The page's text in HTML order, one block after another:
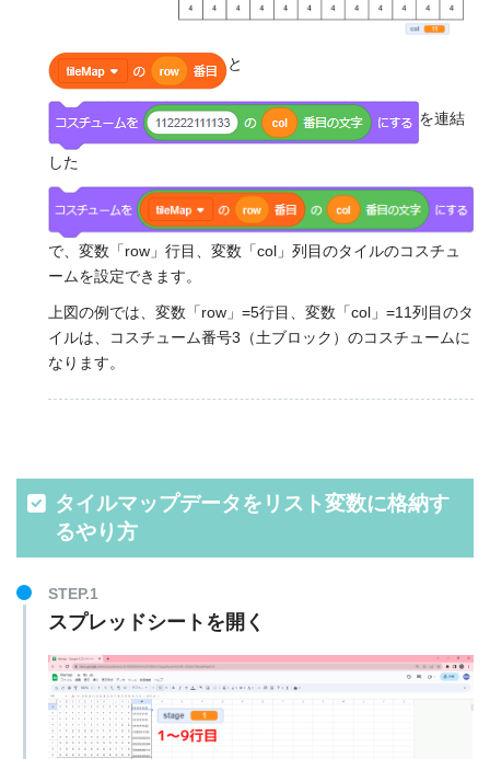
と
を連結
した
で、変数「row」行目、変数「col」列目のタイルのコスチュ
ームを設定できます。
上図の例では、変数「row」=5行目、変数「col」=11列目のタ
イルは、コスチューム番号3（土ブロック）のコスチュームに
なります。
タイルマップデータをリスト変数に格納す
るやり方
STEP.1
スプレッドシートを開く